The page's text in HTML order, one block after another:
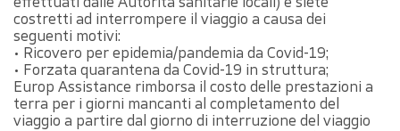
effettuati dalle Autorità sanitarie locali) e siete
costretti ad interrompere il viaggio a causa dei
seguenti motivi:
• Ricovero per epidemia/pandemia da Covid-19;
• Forzata quarantena da Covid-19 in struttura;
Europ Assistance rimborsa il costo delle prestazioni a
terra per i giorni mancanti al completamento del
viaggio a partire dal giorno di interruzione del viaggio